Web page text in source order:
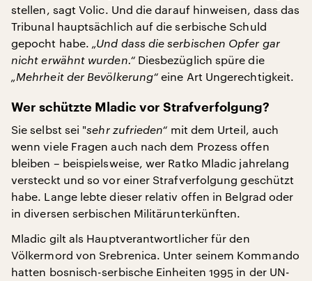
stellen, sagt Volic. Und die darauf hinweisen, dass das
Tribunal hauptsächlich auf die serbische Schuld
gepocht habe. „Und dass die serbischen Opfer gar
nicht erwähnt wurden.“Diesbezüglich spüre die
„Mehrheit der Bevölkerung“ eine Art Ungerechtigkeit.
Wer schützte Mladic vor Strafverfolgung?
Sie selbst sei "sehr zufrieden“ mit dem Urteil, auch
wenn viele Fragen auch nach dem Prozess offen
bleiben – beispielsweise, wer Ratko Mladic jahrelang
versteckt und so vor einer Strafverfolgung geschützt
habe. Lange lebte dieser relativ offen in Belgrad oder
in diversen serbischen Militärunterkünften.
Mladic gilt als Hauptverantwortlicher für den
Völkermord von Srebrenica. Unter seinem Kommando
hatten bosnisch-serbische Einheiten 1995 in der UN-